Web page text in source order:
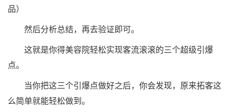
品）
然后分析总结，再去验证即可。
这就是你得美容院轻松实现客流滚滚的三个超级引爆
点。
当你把这三个引爆点做好之后，你会发现，原来拓客这
么简单就能轻松做到。